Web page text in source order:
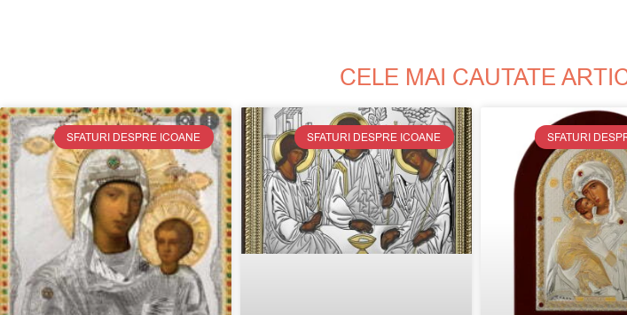
CELE MAI CAUTATE
SFATURI DESPRE ICOANE SFATURI DESPRE ICOANE SFATURI